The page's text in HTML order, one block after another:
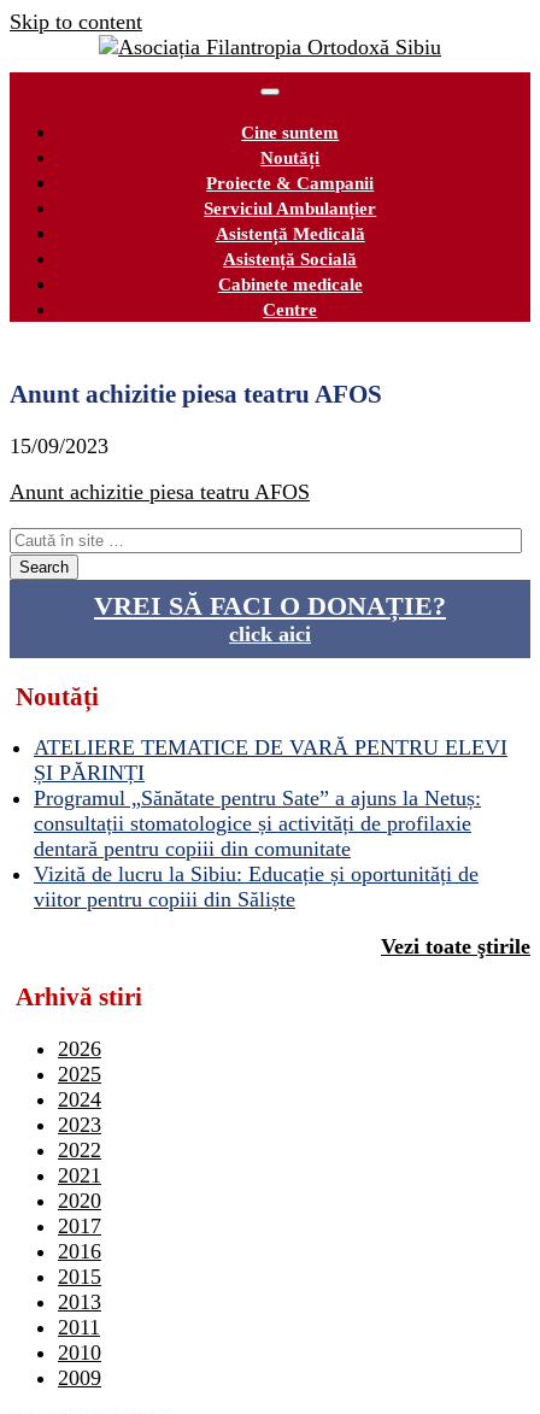
Skip to content
Cine suntem
Noutăți
Proiecte & Campanii
Serviciul Ambulanțier
Asistență Medicală
Asistență Socială
Cabinete medicale
Centre
Anunt achizitie piesa teatru AFOS
15/09/2023
Anunt achizitie piesa teatru AFOS
VREI SĂ FACI O DONAȚIE?
click aici
Noutăți
ATELIERE TEMATICE DE VARĂ PENTRU ELEVI
ȘI PĂRINȚI
Programul „Sănătate pentru Sate” a ajuns la Netuș:
consultații stomatologice și activități de profilaxie
dentară pentru copiii din comunitate
Vizită de lucru la Sibiu: Educație și oportunități de
viitor pentru copiii din Săliște
Vezi toate ştirile
Arhivă stiri
2026
2025
2024
2023
2022
2021
2020
2017
2016
2015
2013
2011
2010
2009